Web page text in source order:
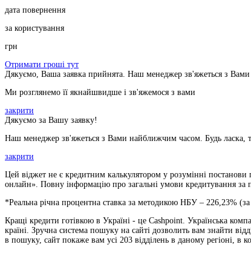
дата повернення
за користування
грн
Отримати гроші тут
Дякуємо, Ваша заявка прийнята. Наш менеджер зв'яжеться з Вами
Ми розглянемо її якнайшвидше і зв'яжемося з вами
закрити
Дякуємо за Вашу заявку!
Наш менеджер зв'яжеться з Вами найближчим часом. Будь ласка,
закрити
Цей віджет не є кредитним калькулятором у розумінні
онлайн». Повну інформацію про загальні умови кредитування за
*Реальна річна процентна ставка за методикою НБУ – 226,23% (за
Кращі кредити готівкою в Україні - це Cashpoint. Українська
країні. Зручна система пошуку на сайті дозволить вам знайти
в пошуку, сайт покаже вам усі 203 відділень в даному регіоні,